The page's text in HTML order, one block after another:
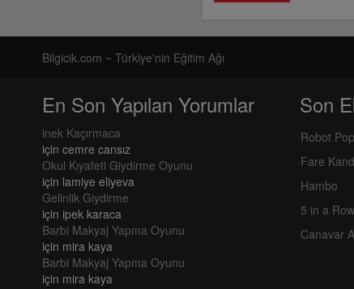
Bilgicik.com ~ Türkiye'nin Eğitim Ağı
En Son Yapılan Yorumlar
inek Kaçırmaca
için cemre cansız
Okul Kıyafeti Giydirme Oyunu
için lamiye eliyeva
Gelinlik Giydirme
için ipek karaca
Barbi Makyaj Yapma Oyunu
için mira kaya
Barbi Makyaj Yapma Oyunu
için mira kaya
Son
Robot Pop
Fare
Hambo
5 in a
Canavar